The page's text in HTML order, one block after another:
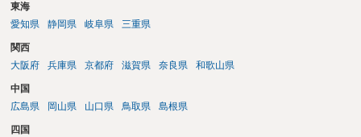
東海
愛知県
静岡県 岐阜県 三重県
関西
大阪府
兵庫県 京都府 滋賀県 奈良県 和歌山県
中国
広島県
岡山県 山口県 鳥取県 島根県
四国